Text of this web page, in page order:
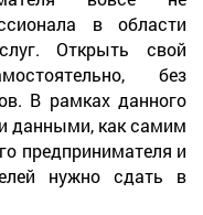
в области
Открыть свой
без
В рамках данного
данными, как самим
предпринимателя и
нужно сдать в